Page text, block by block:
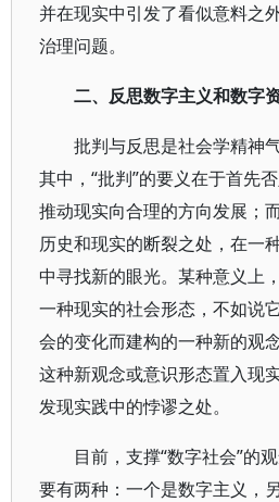
并在现实中引发了看似意料之
治理问题。
二、反思数字主义和数字
批判与反思是社会学精神
其中，“批判”的要义在于首先
推动现实向合理的方向发展；
历史和现实的断裂之处，在一
中寻找新的眼光。某种意义上
一种现实的社会形态，不如说
会的变化而建构的一种新的观
这种新观念或意识形态置入现
发现实践中的悖谬之处。
目前，支撑“数字社会”的
要有两种：一个是数字主义，